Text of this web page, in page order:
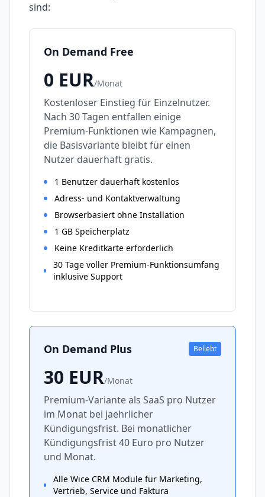
sind:
On Demand Free
0 EUR/Monat
Kostenloser Einstieg für Einzelnutzer.
Nach 30 Tagen entfallen einige
Premium-Funktionen wie Kampagnen,
die Basisvariante bleibt für einen
Nutzer dauerhaft gratis.
1 Benutzer dauerhaft kostenlos
Adress- und Kontaktverwaltung
Browserbasiert ohne Installation
1 GB Speicherplatz
Keine Kreditkarte erforderlich
30 Tage voller Premium-Funktionsumfang
inklusive Support
On Demand Plus Beliebt
30 EUR/Monat
Premium-Variante als SaaS pro Nutzer
im Monat bei jaehrlicher
Kündigungsfrist. Bei monatlicher
Kündigungsfrist 40 Euro pro Nutzer
und Monat.
Alle Wice CRM Module für Marketing,
Vertrieb, Service und Faktura